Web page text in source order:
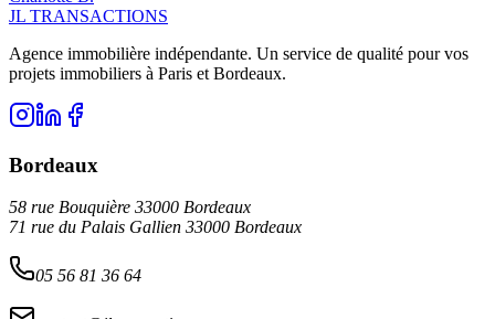
JL TRANSACTIONS
Agence immobilière indépendante. Un service de qualité pour vos
projets immobiliers à Paris et Bordeaux.
Bordeaux
58 rue Bouquière 33000 Bordeaux
71 rue du Palais Gallien 33000 Bordeaux
05 56 81 36 64